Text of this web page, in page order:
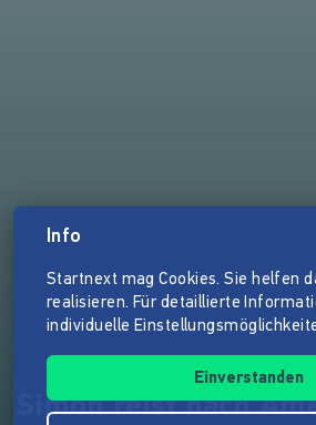
Simon reist nach
Info
Startnext mag Cookies. Sie helfen
realisieren. Für detaillierte
individuelle
Einverstanden